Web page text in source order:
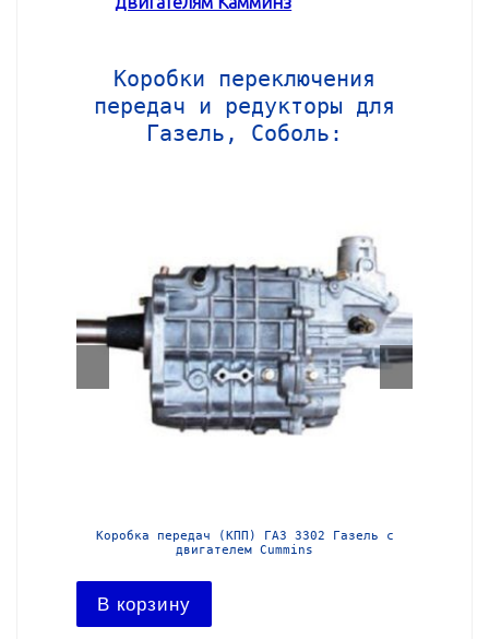
Коробки переключения
передач и редукторы для
Газель, Соболь:
Коробка передач (КПП) ГАЗ 3302 Газель с
двигателем Cummins
В корзину